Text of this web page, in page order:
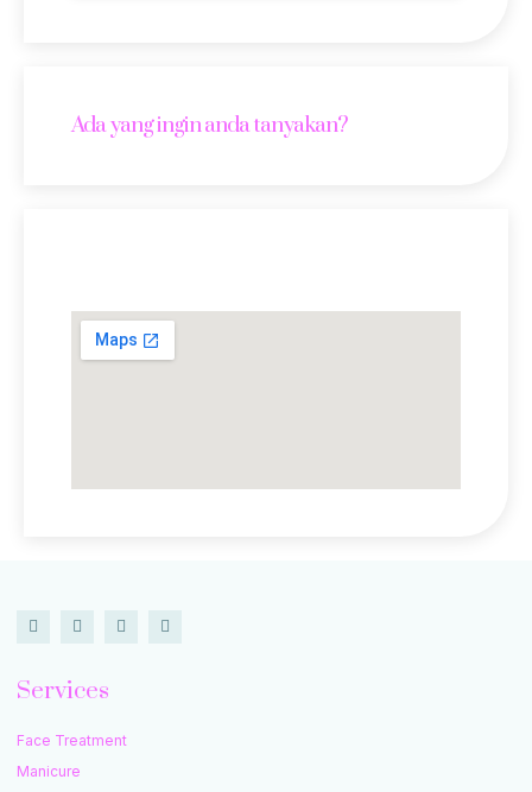
Ada yang ingin anda tanyakan?
Services
Face Treatment
Manicure